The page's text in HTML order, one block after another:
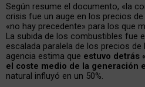
Según resume el documento, «la
crisis fue un auge en los precios de
«no hay precedente» para los que
La subida de los combustibles fue
escalada paralela de los precios de
agencia estima que estuvo detrás
el coste medio de la generación
natural influyó en un 50%.